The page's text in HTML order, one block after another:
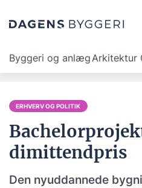
Byggeri og anlægArkitektur
ERHVERV OG POLITIK
dimittendpris
Den nyuddannede